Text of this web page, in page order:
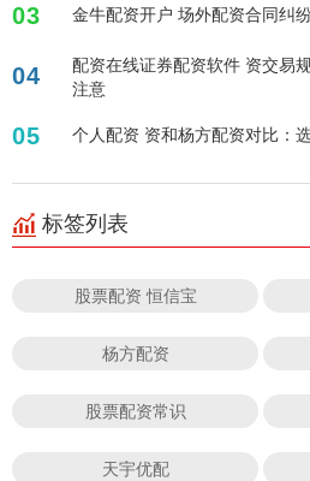
03 金牛配资开户 场外配资合同纠
04
配资在线证券配资软件 资交易
注意
05 个人配资 资和杨方配资对比：
标签列表
股票配资 恒信宝
杨方配资
股票配资常识
天宇优配